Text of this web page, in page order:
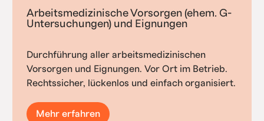
Arbeitsmedizinische Vorsorgen (ehem. G-
Untersuchungen) und Eignungen
Durchführung aller arbeitsmedizinischen
Vorsorgen und Eignungen. Vor Ort im Betrieb.
Rechtssicher, lückenlos und einfach organisiert.
Mehr erfahren